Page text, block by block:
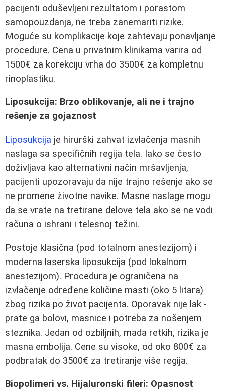
pacijenti oduševljeni rezultatom i porastom
samopouzdanja, ne treba zanemariti rizike.
Moguće su komplikacije koje zahtevaju ponavljanje
procedure. Cena u privatnim klinikama varira od
1500€ za korekciju vrha do 3500€ za kompletnu
rinoplastiku.
Liposukcija: Brzo oblikovanje, ali ne i trajno
rešenje za gojaznost
Liposukcija je hirurški zahvat izvlačenja masnih
naslaga sa specifičnih regija tela. Iako se često
doživljava kao alternativni način mršavljenja,
pacijenti upozoravaju da nije trajno rešenje ako se
ne promene životne navike. Masne naslage mogu
da se vrate na tretirane delove tela ako se ne vodi
računa o ishrani i telesnoj težini.
Postoje klasična (pod totalnom anestezijom) i
moderna laserska liposukcija (pod lokalnom
anestezijom). Procedura je ograničena na
izvlačenje određene količine masti (oko 5 litara)
zbog rizika po život pacijenta. Oporavak nije lak -
prate ga bolovi, masnice i potreba za nošenjem
steznika. Jedan od ozbiljnih, mada retkih, rizika je
masna embolija. Cene su visoke, od oko 800€ za
podbratak do 3500€ za tretiranje više regija.
Biopolimeri vs. Hijaluronski fileri: Opasnost